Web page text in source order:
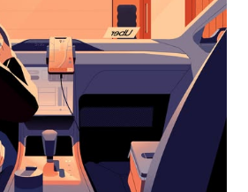
زر
الخروج
لإغلاق
التقويم.